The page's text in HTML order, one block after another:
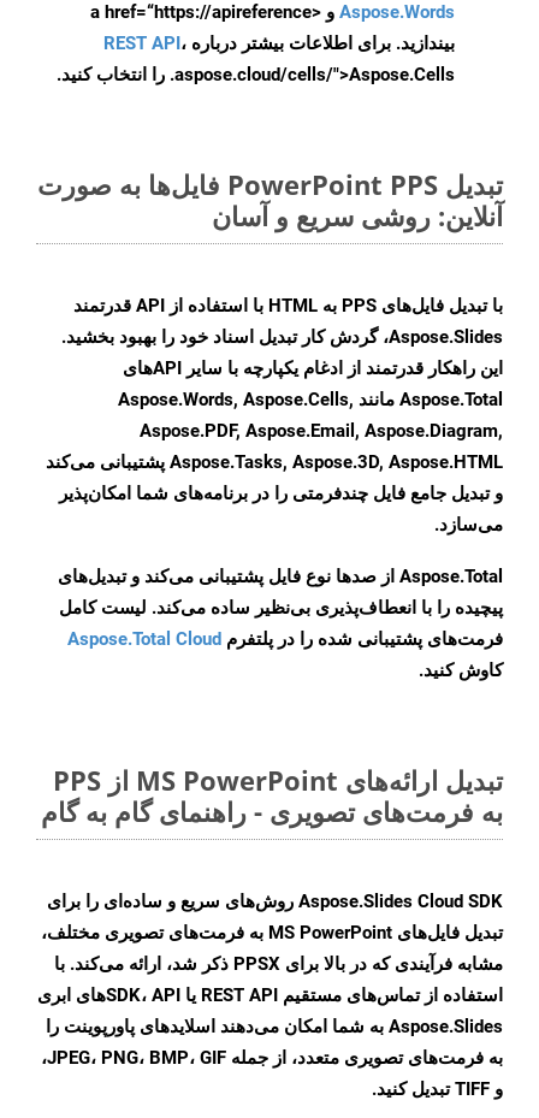
Aspose.Words
و <a href=“https://apireference
بیندازید. برای اطلاعات بیشتر درباره REST API،
.aspose.cloud/cells/">Aspose.Cells را انتخاب کنید.
تبدیل PowerPoint PPS فایل‌ها به صورت
آنلاین: روشی سریع و آسان
با تبدیل فایل‌های PPS به HTML با استفاده از API قدرتمند
Aspose.Slides، گردش کار تبدیل اسناد خود را بهبود بخشید.
این راهکار قدرتمند از ادغام یکپارچه با سایر APIهای
Aspose.Total مانند Aspose.Words, Aspose.Cells,
Aspose.PDF, Aspose.Email, Aspose.Diagram,
Aspose.Tasks, Aspose.3D, Aspose.HTML پشتیبانی می‌کند
و تبدیل جامع فایل چندفرمتی را در برنامه‌های شما امکان‌پذیر
می‌سازد.
Aspose.Total از صدها نوع فایل پشتیبانی می‌کند و تبدیل‌های
پیچیده را با انعطاف‌پذیری بی‌نظیر ساده می‌کند. لیست کامل
فرمت‌های پشتیبانی شده را در پلتفرم Aspose.Total Cloud
کاوش کنید.
تبدیل ارائه‌های MS PowerPoint از PPS
به فرمت‌های تصویری - راهنمای گام به گام
Aspose.Slides Cloud SDK روش‌های سریع و ساده‌ای را برای
تبدیل فایل‌های MS PowerPoint به فرمت‌های تصویری مختلف،
مشابه فرآیندی که در بالا برای PPSX ذکر شد، ارائه می‌کند. با
استفاده از تماس‌های مستقیم REST API یا SDK، APIهای ابری
Aspose.Slides به شما امکان می‌دهند اسلایدهای پاورپوینت را
به فرمت‌های تصویری متعدد، از جمله JPEG، PNG، BMP، GIF،
و TIFF تبدیل کنید.